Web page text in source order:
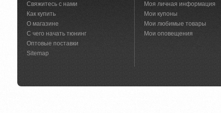
Свяжитесь с нами
Как купить
О магазине
С чего начать тюнинг
Оптовые поставки
Sitemap
Моя личная информация
Мои купоны
Мои любимые товары
Мои оповещения